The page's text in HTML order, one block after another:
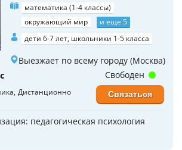
математика (1-4 классы)
окружающий мир
и еще 5
дети 6-7 лет, школьники 1-5 класса
Выезжает по всему городу (Москва)
Дистанционно
педагогическая психология
Свободен
Связаться